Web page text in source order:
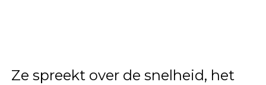
Ze spreekt over de snelheid, het